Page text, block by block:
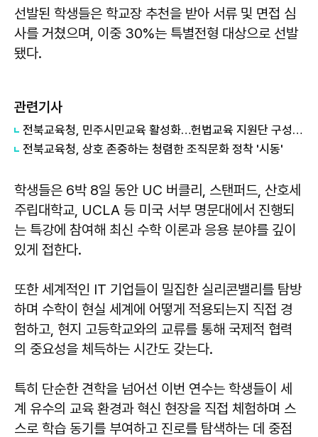
선발된 학생들은 학교장 추천을 받아 서류 및 면접 심
사를 거쳤으며, 이중 30%는 특별전형 대상으로 선발
됐다.
관련기사
전북교육청, 민주시민교육 활성화…헌법교육 지원단 구성·운영
전북교육청, 상호 존중하는 청렴한 조직문화 정착 '시동'
학생들은 6박 8일 동안 UC 버클리, 스탠퍼드, 산호세
주립대학교, UCLA 등 미국 서부 명문대에서 진행되
는 특강에 참여해 최신 수학 이론과 응용 분야를 깊이
있게 접한다.
또한 세계적인 IT 기업들이 밀집한 실리콘밸리를 탐방
하며 수학이 현실 세계에 어떻게 적용되는지 직접 경
험하고, 현지 고등학교와의 교류를 통해 국제적 협력
의 중요성을 체득하는 시간도 갖는다.
특히 단순한 견학을 넘어선 이번 연수는 학생들이 세
계 유수의 교육 환경과 혁신 현장을 직접 체험하며 스
스로 학습 동기를 부여하고 진로를 탐색하는 데 중점